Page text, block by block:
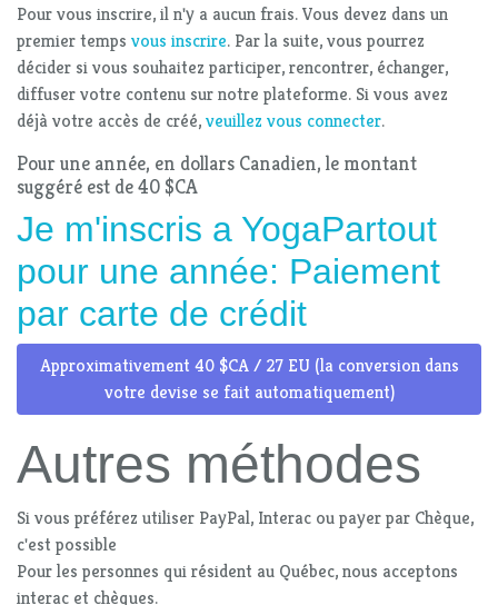
Pour vous inscrire, il n'y a aucun frais. Vous devez dans un
premier temps vous inscrire. Par la suite, vous pourrez
décider si vous souhaitez participer, rencontrer, échanger,
diffuser votre contenu sur notre plateforme. Si vous avez
déjà votre accès de créé,veuillez vous connecter.
Pour une année, en dollars Canadien, le montant
suggéré est de 40 $CA
Je m'inscris a YogaPartout
pour une année: Paiement
par carte de crédit
Approximativement 40 $CA / 27 EU (la conversion dans
votre devise se fait automatiquement)
Autres méthodes
Si vous préférez utiliser PayPal, Interac ou payer par Chèque,
c'est possible
Pour les personnes qui résident au Québec, nous acceptons
interac et chèques.